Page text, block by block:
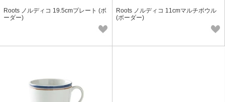
Roots ノルディコ 19.5cmプレート (ボ
ーダー)
Roots ノルディコ 11cmマルチボウル
(ボーダー)